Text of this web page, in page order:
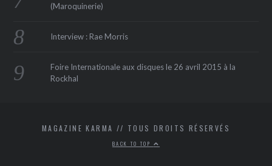
(Maroquinerie‏)
Interview : Rae Morris
Foire Internationale aux disques le 26 avril 2015 à la
Rockhal
MAGAZINE KARMA // TOUS DROITS RÉSERVÉS
BACK TO TOP